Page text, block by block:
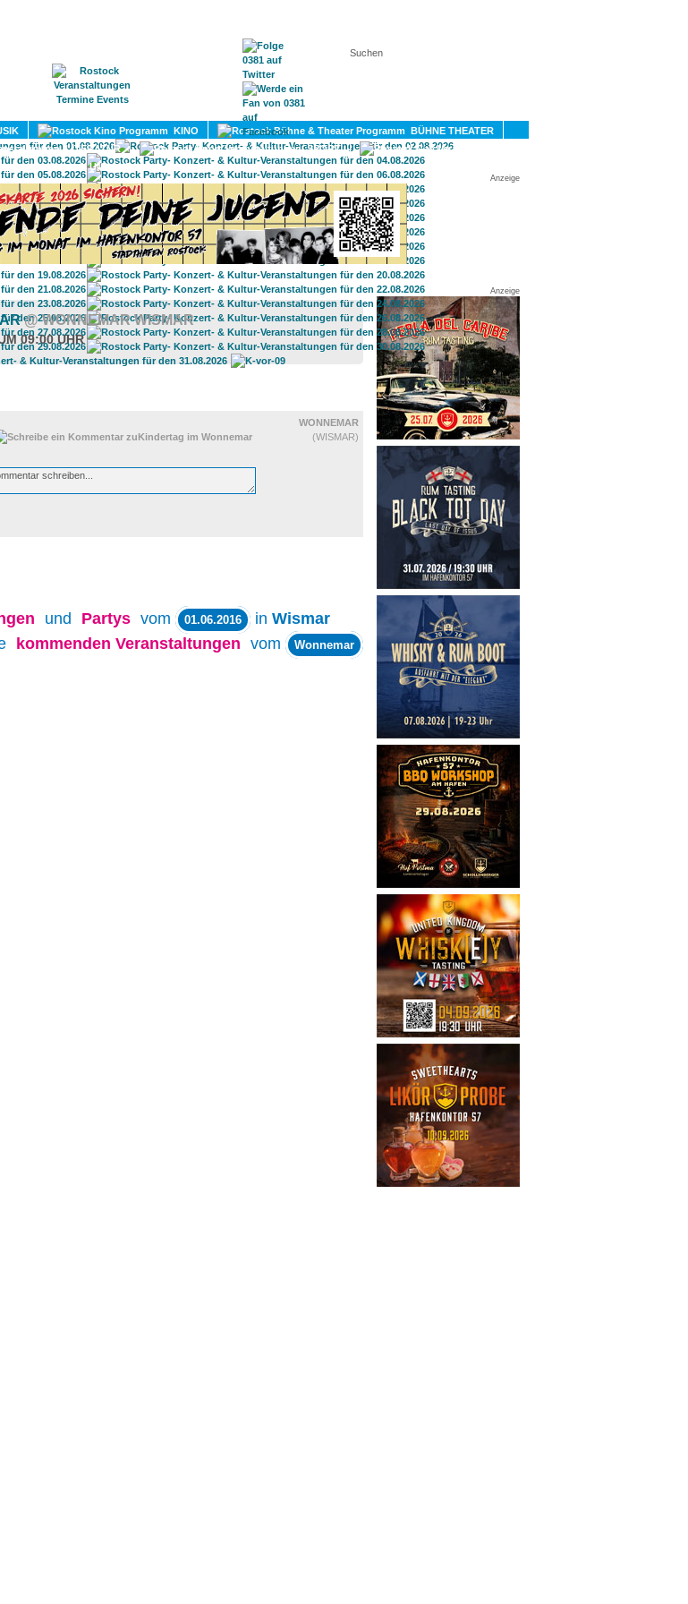
KONTAKT
KINO
BÜHNE THEATER
LITERATUR SPORT
UMLAND
Anzeige
Anzeige
@ WONNEMAR WISMAR
09:00 UHR
WONNEMAR
(WISMAR)
und Partys vom 01.06.2016 in Wismar
kommenden Veranstaltungen vom Wonnemar